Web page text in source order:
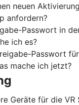
neuen
anfordern?
Passwort in
ich es?
Passwort
mache ich jetzt?
Geräte für die VR